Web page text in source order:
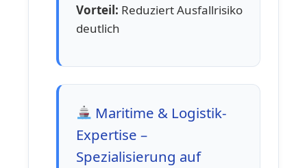
Vorteil: Reduziert Ausfallrisiko
deutlich
Maritime & Logistik-
Expertise –
Spezialisierung auf